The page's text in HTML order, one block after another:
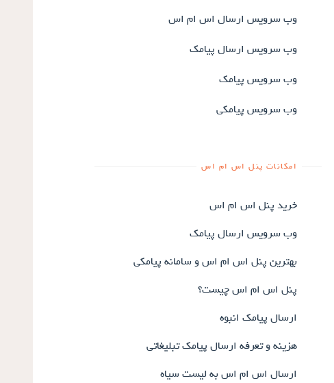
وب سرویس ارسال اس ام اس
وب سرویس ارسال پیامک
وب سرویس پیامک
وب سرویس پیامکی
امکانات پنل اس ام اس
خرید پنل اس ام اس
وب سرویس ارسال پیامک
بهترین پنل اس ام اس و سامانه پیامکی
پنل اس ام اس چیست؟
ارسال پیامک انبوه
هزینه و تعرفه ارسال پیامک تبلیغاتی
ارسال اس ام اس به لیست سیاه